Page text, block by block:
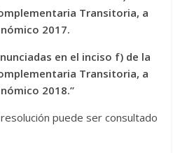
Transitoria, a
2017.
en el inciso f) de la
Transitoria, a
2018.”
puede ser consultado